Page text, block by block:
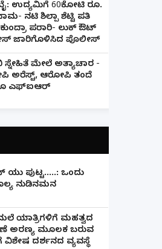
ಅತ್ತೆಯನ್ನು ವಿವಾಹವಾದ
ಉದ್ಯಮಿಗೆ 60ಕೋಟಿ ರೂ.
ನಟಿ ಶಿಲ್ಪಾ ಶೆಟ್ಟಿ ಪತಿ
ಪರಾರಿ- ಲುಕ್ ಔಟ್
ಜಾರಿಗೊಳಿಸಿದ ಪೊಲೀಸ್
ಮೇಲೆ ಅತ್ಯಾಚಾರ -
ಅರೆಸ್ಟ್, ಆರೋಪಿ ತಂದೆ
ಎಫ್ಐಆರ್
ಪುಟ್ಟ.....: ಒಂದು
ನುಡಿನಮನ
ಯಾತ್ರಿಗಳಿಗೆ ಮಹತ್ವದ
ಅರಣ್ಯ ಮೂಲಕ ಬರುವ
ವಿಶೇಷ ದರ್ಶನದ ವ್ಯವಸ್ಥೆ